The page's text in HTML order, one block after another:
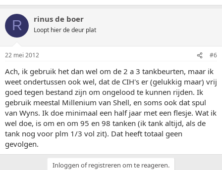
R rinus de boer
Loopt hier de deur plat
22 mei 2012 #6
Ach, ik gebruik het dan wel om de 2 a 3 tankbeurten, maar ik
weet ondertussen ook wel, dat de CIH's er (gelukkig maar) vrij
goed tegen bestand zijn om ongelood te kunnen rijden. Ik
gebruik meestal Millenium van Shell, en soms ook dat spul
van Wyns. Ik doe minimaal een half jaar met een flesje. Wat ik
wel doe, is om en om 95 en 98 tanken (ik tank altijd, als de
tank nog voor plm 1/3 vol zit). Dat heeft totaal geen
gevolgen.
Inloggen of registreren om te reageren.